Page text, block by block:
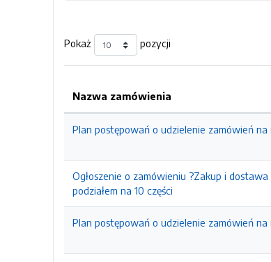
Pokaż pozycji
Nazwa zamówienia
Plan postępowań o udzielenie zamówień na
Ogłoszenie o zamówieniu ?Zakup i
podziałem na 10 części
Plan postępowań o udzielenie zamówień na